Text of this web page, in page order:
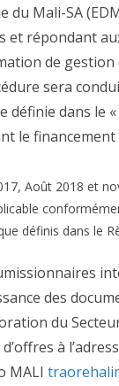
du Mali-SA
et répondant
de gestion
sera
définie dans le
le financement
Août 2018 et
définis dans le
des
du
d’offres à
MALI